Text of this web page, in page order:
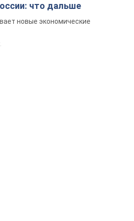
что дальше
новые экономические